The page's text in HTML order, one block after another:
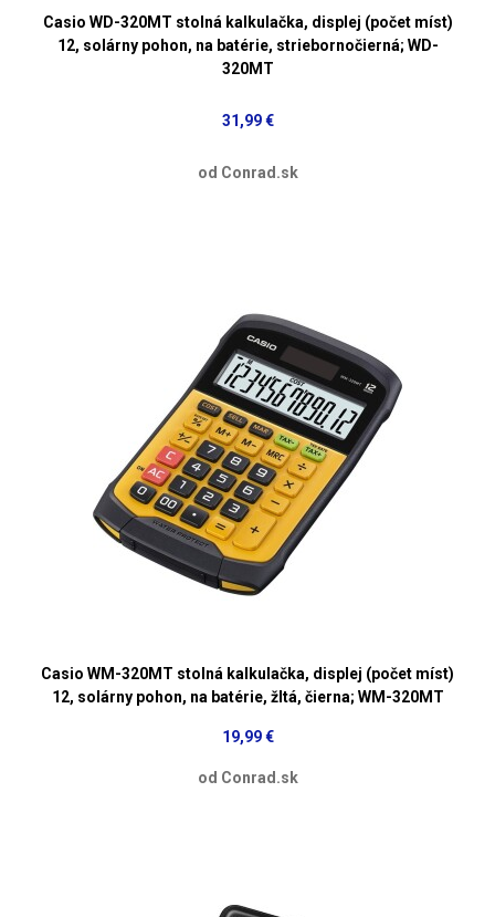
Casio WD-320MT stolná kalkulačka, displej (počet míst)
12, solárny pohon, na batérie, striebornočierná; WD-
320MT
31,99 €
od Conrad.sk
Casio WM-320MT stolná kalkulačka, displej (počet míst)
12, solárny pohon, na batérie, žltá, čierna; WM-320MT
19,99 €
od Conrad.sk